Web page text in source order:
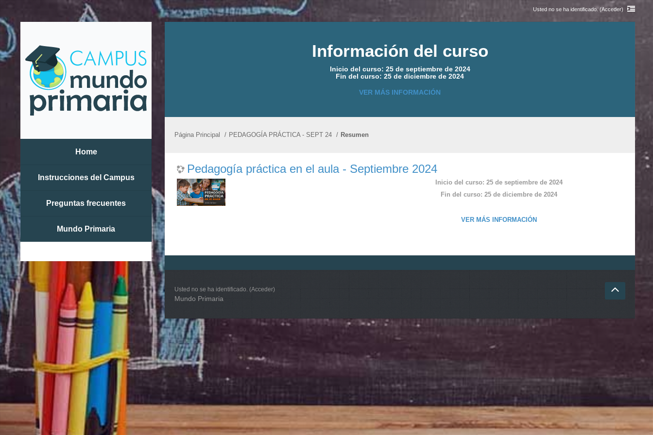
Usted no se ha identificado. (Acceder)
Home
Instrucciones del Campus
Preguntas frecuentes
Mundo Primaria
Información del curso
Inicio del curso: 25 de septiembre de 2024
Fin del curso: 25 de diciembre de 2024
VER MÁS INFORMACIÓN
Página Principal / PEDAGOGÍA PRÁCTICA - SEPT 24 / Resumen
Pedagogía práctica en el aula - Septiembre 2024
Inicio del curso: 25 de septiembre de 2024
Fin del curso: 25 de diciembre de 2024
VER MÁS INFORMACIÓN
Usted no se ha identificado. (Acceder)
Mundo Primaria